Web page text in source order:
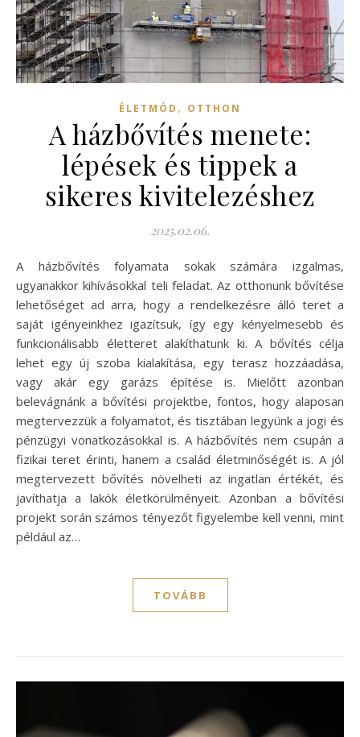
ÉLETMÓD , OTTHON
A házbővítés menete:
lépések és tippek a
sikeres kivitelezéshez
2025.02.06.
A házbővítés folyamata sokak számára izgalmas,
ugyanakkor kihívásokkal teli feladat. Az otthonunk bővítése
lehetőséget ad arra, hogy a rendelkezésre álló teret a
saját igényeinkhez igazítsuk, így egy kényelmesebb és
funkcionálisabb életteret alakíthatunk ki. A bővítés célja
lehet egy új szoba kialakítása, egy terasz hozzáadása,
vagy akár egy garázs építése is. Mielőtt azonban
belevágnánk a bővítési projektbe, fontos, hogy alaposan
megtervezzük a folyamatot, és tisztában legyünk a jogi és
pénzügyi vonatkozásokkal is. A házbővítés nem csupán a
fizikai teret érinti, hanem a család életminőségét is. A jól
megtervezett bővítés növelheti az ingatlan értékét, és
javíthatja a lakók életkörülményeit. Azonban a bővítési
projekt során számos tényezőt figyelembe kell venni, mint
például az…
TOVÁBB